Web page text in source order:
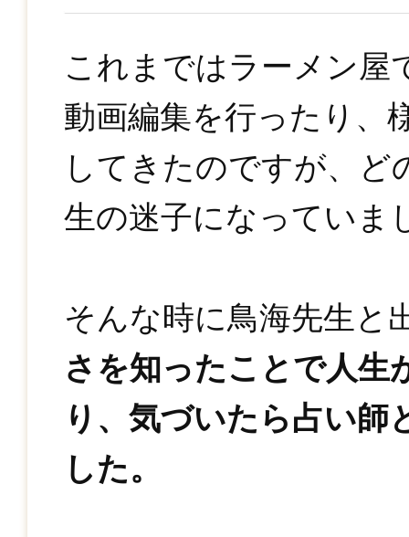
これまではラーメン屋
動画編集を行ったり、
してきたのですが、ど
生の迷子になっていま
そんな時に鳥海先生と
さを知ったことで人生
り、気づいたら占い師
した。